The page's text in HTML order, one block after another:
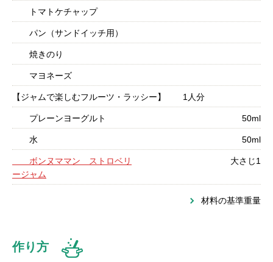
トマトケチャップ
パン（サンドイッチ用）
焼きのり
マヨネーズ
【ジャムで楽しむフルーツ・ラッシー】 1人分
プレーンヨーグルト 50ml
水 50ml
ボンヌママン ストロベリ
ージャム
大さじ1
材料の基準重量
作り方